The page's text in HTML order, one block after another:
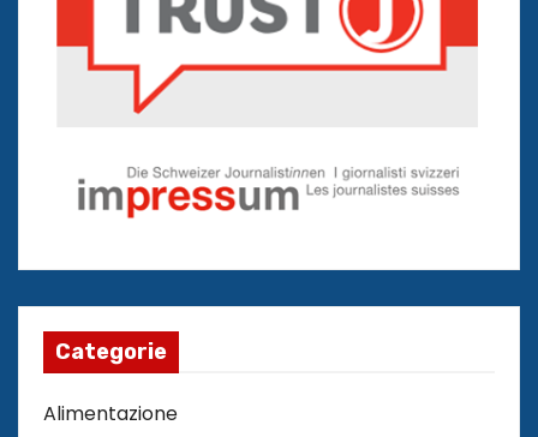
Categorie
Alimentazione